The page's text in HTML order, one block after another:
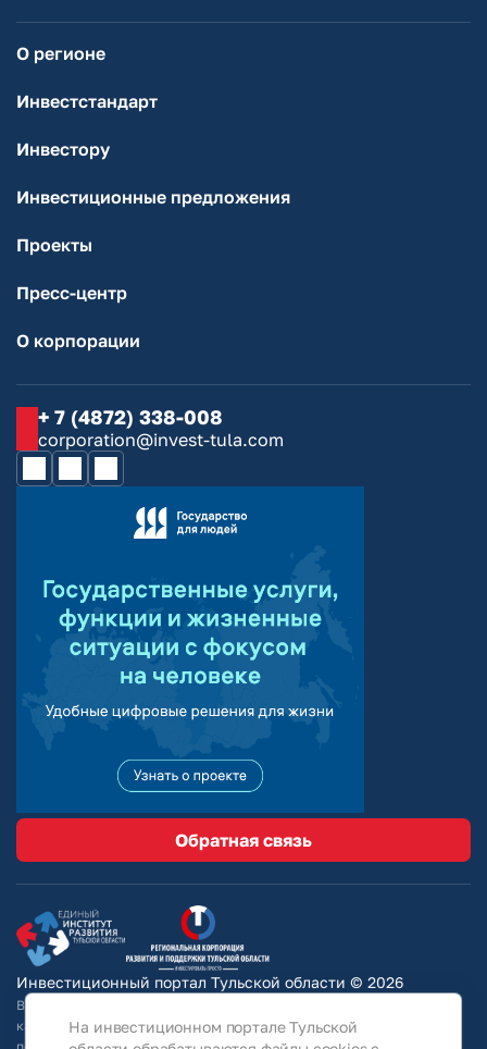
О регионе
Инвестстандарт
Инвестору
Инвестиционные предложения
Проекты
Пресс-центр
О корпорации
+ 7 (4872) 338-008
corporation@invest-tula.com
Обратная связь
Инвестиционный портал Тульской области © 2026
Вся информация на сайте носит ознакомительный характер и ни при
каких условиях не является публичной офертой, определяемой
На инвестиционном портале Тульской